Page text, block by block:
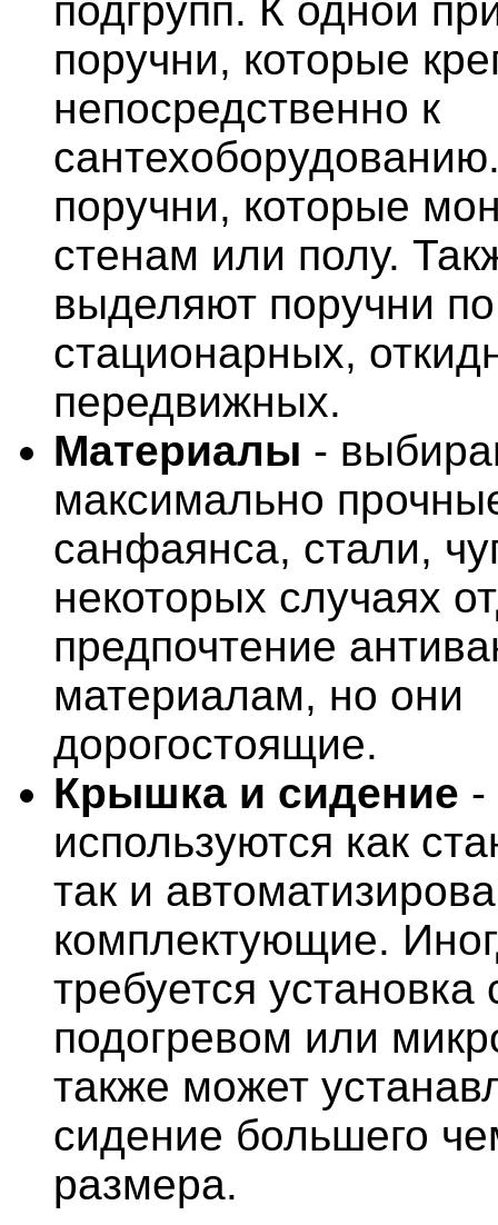
подгрупп. К одной
поручни, которые
непосредственно к
поручни, которые
стенам или полу.
выделяют поручни
стационарных,
передвижных.
Материалы -
максимально
санфаянса, стали,
некоторых случаях
предпочтение
материалам, но они
дорогостоящие.
Крышка и сидение -
используются как
так и
комплектующие.
требуется установка
подогревом или
также может
сидение большего
размера.